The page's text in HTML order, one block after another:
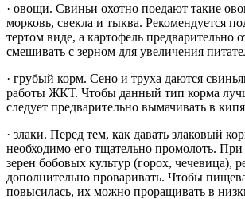
· овощи. Свиньи охотно поедают такие
морковь, свекла и тыква. Рекомендуется
тертом виде, а картофель предварительно
смешивать с зерном для увеличения
· грубый корм. Сено и труха даются
работы ЖКТ. Чтобы данный тип корма
следует предварительно вымачивать в
· злаки. Перед тем, как давать злаковый
необходимо его тщательно промолоть.
зерен бобовых культур (горох, чечевица),
дополнительно проваривать. Чтобы
повысилась, их можно проращивать в